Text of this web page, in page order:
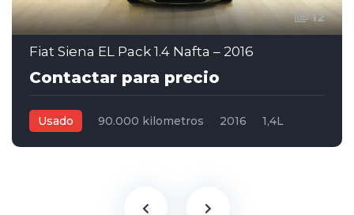
12
Fiat Siena EL Pack 1.4 Nafta – 2016
Contactar para precio
Usado 90.000 kilometros 2016
1,4L